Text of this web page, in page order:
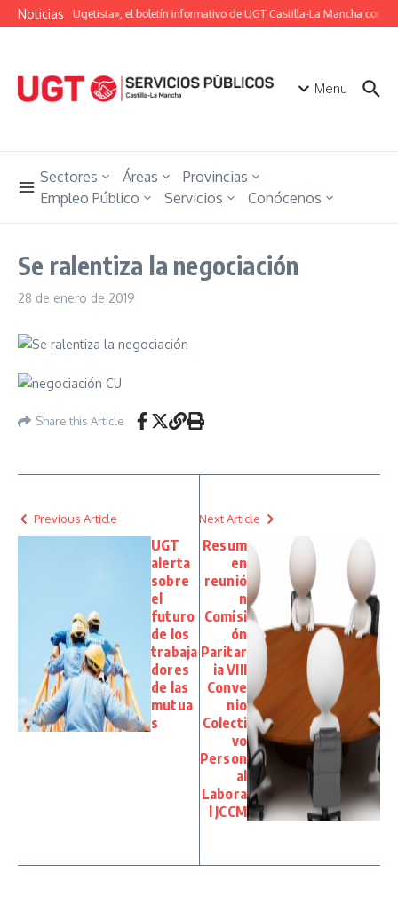
Saltar al contenido
Noticias
«Unión Ugetista», el boletín informativo de UGT Castilla-La Mancha con
Menu
Sectores Áreas
Provincias
Empleo Público
Servicios Conócenos
Se ralentiza la negociación
28 de enero de 2019
Share this Article
Previous Article
UGT
alerta
sobre
el
futuro
de los
trabaja
dores
de las
mutua
s
Next Article
Resum
en
reunió
n
Comisi
ón
Paritar
ia VIII
Conve
nio
Colecti
vo
Person
al
Labora
l JCCM